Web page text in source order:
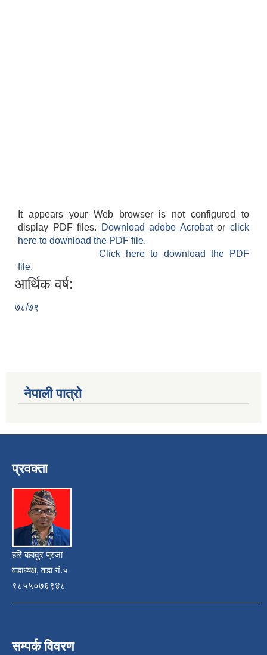
It appears your Web browser is not configured to
display PDF files.
Download adobe Acrobatorclick
here to download the PDF file.
Click here to download the PDF
file.
आर्थिक वर्ष:
७८/७९
नेपाली पात्रो
प्रवक्ता
हरि बहादुर प्रजा
वडाध्यक्ष, वडा नं.५
९८५५०७६९४८
सम्पर्क विवरण